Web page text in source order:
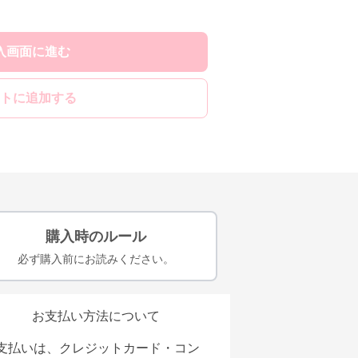
画面に進む
に追加する
購入時のルール
必ず購入前にお読みください。
お支払い方法について
払いは、クレジットカード・コン